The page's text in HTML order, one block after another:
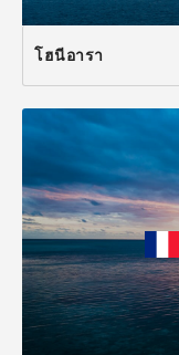
โฮนีอารา